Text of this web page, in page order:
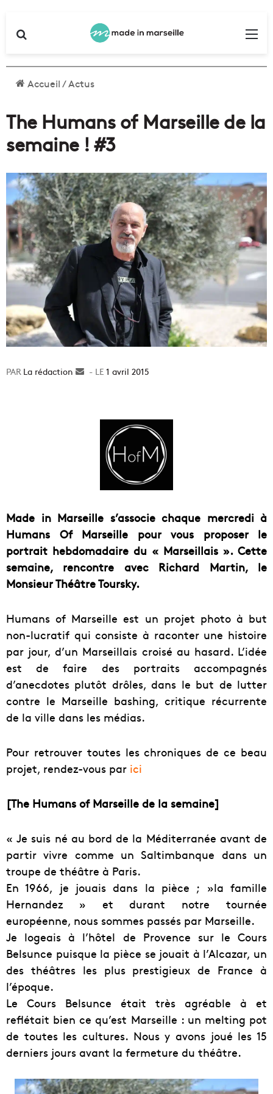
Accueil/Actus
The Humans of Marseille de la
semaine ! #3
La rédaction
Envoyer1 avril 2015
Made in Marseille s’associe chaque mercredi à
Humans Of Marseille pour vous proposer le
portrait hebdomadaire du « Marseillais ». Cette
semaine, rencontre avec Richard Martin, le
Monsieur Théâtre Toursky.
Humans of Marseille est un projet photo à but
non-lucratif qui consiste à raconter une histoire
par jour, d’un Marseillais croisé au hasard. L’idée
est de faire des portraits accompagnés
d’anecdotes plutôt drôles, dans le but de lutter
contre le Marseille bashing, critique récurrente
de la ville dans les médias.
Pour retrouver toutes les chroniques de ce beau
projet, rendez-vous par ici
[The Humans of Marseille de la semaine]
« Je suis né au bord de la Méditerranée avant de
partir vivre comme un Saltimbanque dans un
troupe de théâtre à Paris.
En 1966, je jouais dans la pièce ; »la famille
Hernandez » et durant notre tournée
européenne, nous sommes passés par Marseille.
Je logeais à l’hôtel de Provence sur le Cours
Belsunce puisque la pièce se jouait à l’Alcazar, un
des théâtres les plus prestigieux de France à
l’époque.
Le Cours Belsunce était très agréable à et
reflétait bien ce qu’est Marseille : un melting pot
de toutes les cultures. Nous y avons joué les 15
derniers jours avant la fermeture du théâtre.